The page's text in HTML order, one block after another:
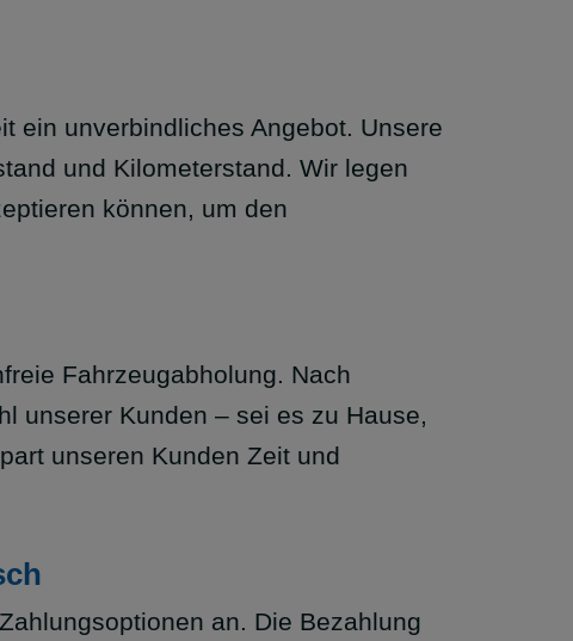
ein unverbindliches Angebot. Unsere
und Kilometerstand. Wir legen
können, um den
Fahrzeugabholung. Nach
unserer Kunden – sei es zu Hause,
unseren Kunden Zeit und
an. Die Bezahlung